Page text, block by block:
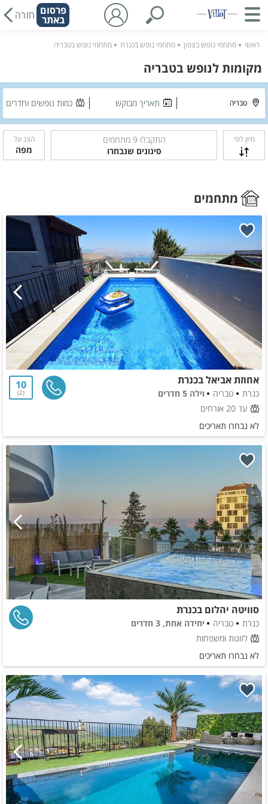
פרסום
באתר חזרה
ראשי מתחמי נופש בצפון מתחמי נופש בכנרת מתחמי נופש בטבריה
מקומות לנופש בטבריה
תאריך מבוקש כמות נופשים וחדרים
מיון לפי התקבלו9 מתחמים
סינונים שנבחרו
הצג על
מפה
מתחמים
אחוזת אביאל בכנרת
כנרת טבריה
וילה 5 חדרים
עד 20 אורחים
10
2
לא נבחרו תאריכים
סוויטה יהלום בכנרת
כנרת טבריה
יחידה אחת, 3 חדרים
לזוגות ומשפחות
לא נבחרו תאריכים